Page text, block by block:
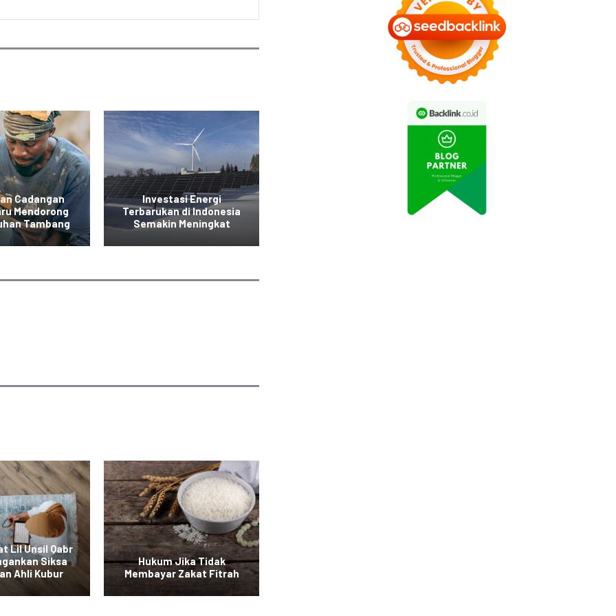
Cadangan
Mendorong
Tambang
Investasi Energi
Terbarukan di Indonesia
Semakin Meningkat
Energi Baru Mendorong
Lil Unsil Qabr
Siksa
Ahli Kubur
Hukum Jika Tidak
Membayar Zakat Fitrah